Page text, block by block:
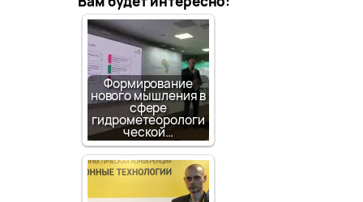
Формирование
нового мышления в
сфере
гидрометеорологи
ческой…